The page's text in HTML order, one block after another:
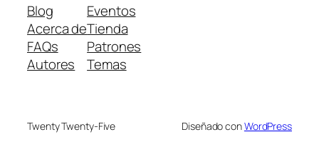
Blog
Acerca de
FAQs
Autores
Eventos
Tienda
Patrones
Temas
Twenty Twenty-Five Diseñado conWordPress